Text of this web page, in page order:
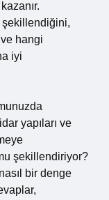
şekillendiğini,
hangi
iyi
yapıları ve
şekillendiriyor?
bir denge